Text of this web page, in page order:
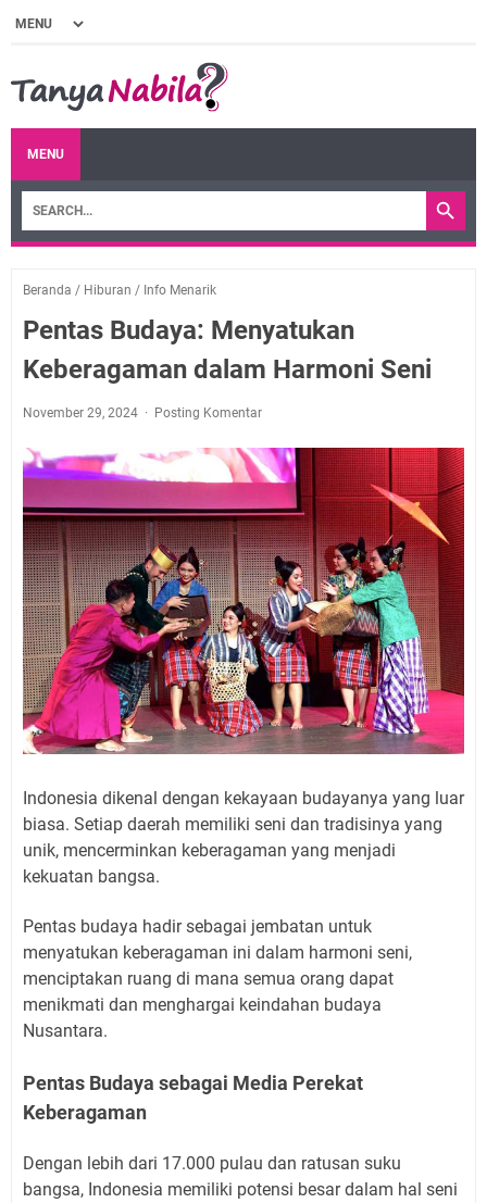
MENU
Beranda / Hiburan / Info Menarik
Pentas Budaya: Menyatukan
Keberagaman dalam Harmoni Seni
November 29, 2024 Posting Komentar
Indonesia dikenal dengan kekayaan budayanya yang luar
biasa. Setiap daerah memiliki seni dan tradisinya yang
unik, mencerminkan keberagaman yang menjadi
kekuatan bangsa.
Pentas budaya hadir sebagai jembatan untuk
menyatukan keberagaman ini dalam harmoni seni,
menciptakan ruang di mana semua orang dapat
menikmati dan menghargai keindahan budaya
Nusantara.
Pentas Budaya sebagai Media Perekat
Keberagaman
Dengan lebih dari 17.000 pulau dan ratusan suku
bangsa, Indonesia memiliki potensi besar dalam hal seni